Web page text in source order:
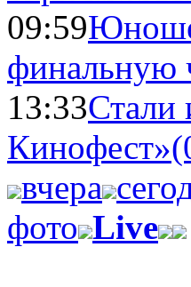
09:59
финальную
13:33Стали
Кинофест»
вчера
фото Live